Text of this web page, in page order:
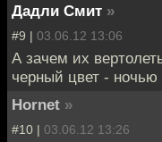
Дадли Смит »
#9 | 03.06.12 13:06
А зачем их
черный цвет - ночью
Hornet »
#10 | 03.06.12 13:26